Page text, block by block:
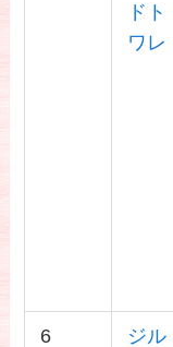
ドト
ワレ
6
ジル